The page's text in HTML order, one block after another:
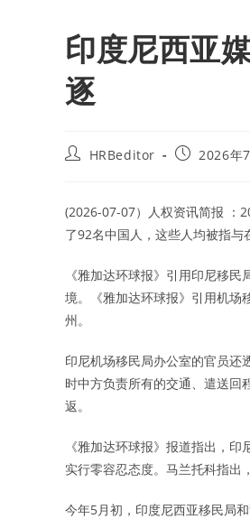
印度尼西亚
逐
PostHRBeditor
Post2026年
(2026-07-07）人权资讯简报 ：
了92名中国人，这些人均被指与
《雅加达环球报》引用印尼移
境。《雅加达环球报》引用机场
州。
印尼机场移民局办公室的官员还
时中方负责所有的交通、遣送回
返。
《雅加达环球报》报道指出，
实行零容忍态度。马兰托科指出
今年5月初，印度尼西亚移民局